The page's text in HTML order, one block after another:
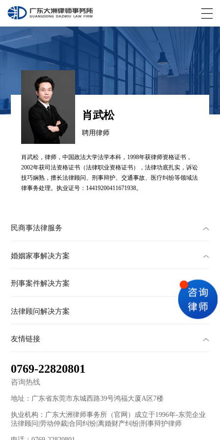
肖武松
聘用律师
肖武松，律师，中国政法大学法学本科，1998年获律师资格证书，
2002年获司法资格证书（法律职业资格证书），法律功底扎实，诉讼
技巧娴熟，擅长法律顾问、刑事辩护、交通事故、医疗纠纷等领域法
律事务处理。执业证号：14419200411671938。
民商事法律服务
婚姻家事解决方案
刑事案件解决方案
法律顾问解决方案
友情链接
0769-22820801
咨询热线
地址：广东省东莞市东城西路39号鸿福大厦A区7楼
执业机构：广东大洲律师事务所（官网）成立于1996年-东莞企业
法律顾问|劳动仲裁|合同纠纷|离婚财产纠纷|刑事辩护律师